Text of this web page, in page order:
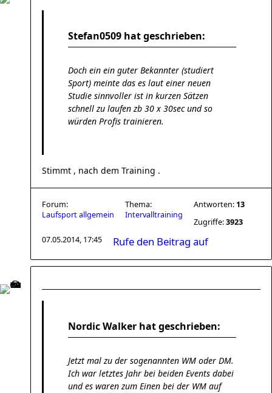
Stefan0509 hat geschrieben:
Doch ein ein guter Bekannter (studiert
Sport) meinte das es laut einer neuen
Studie sinnvoller ist in kurzen Sätzen
schnell zu laufen zb 30 x 30sec und so
würden Profis trainieren.
Stimmt , nach dem Training .
Forum:
Laufsport allgemein
Thema:
Intervalltraining
Antworten: 13
Zugriffe:3923
07.05.2014, 17:45
Rufe den Beitrag auf
Nordic Walker hat geschrieben:
Jetzt mal zu der sogenannten WM oder DM.
Ich war letztes Jahr bei beiden Events dabei
und es waren zum Einen bei der WM auf